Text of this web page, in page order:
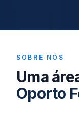
SOBRE NÓS
Uma
Oporto